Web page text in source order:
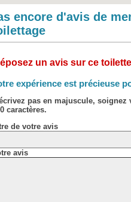
encore d'avis de
un avis sur ce
expérience est précieuse
pas en majuscule,
caractères.
de votre avis
avis